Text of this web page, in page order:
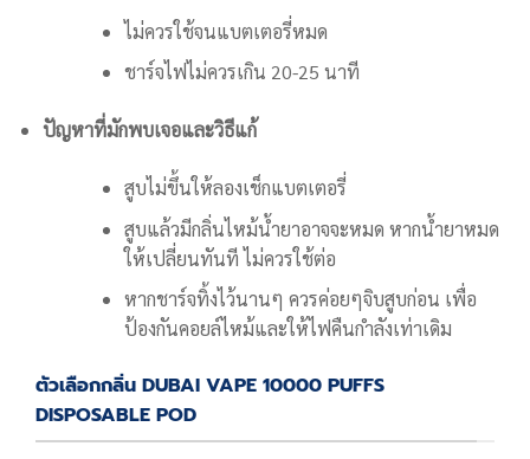
ไม่ควรใช้จนแบตเตอรี่หมด
ชาร์จไฟไม่ควรเกิน 20-25 นาที
ปัญหาที่มักพบเจอและวิธีแก้
สูบไม่ขึ้นให้ลองเช็กแบตเตอรี่
สูบแล้วมีกลิ่นไหม้น้ำยาอาจจะหมด หากน้ำยาหมด
ให้เปลี่ยนทันที ไม่ควรใช้ต่อ
หากชาร์จทิ้งไว้นานๆ ควรค่อยๆจิบสูบก่อน เพื่อ
ป้องกันคอยล์ไหม้และให้ไฟคืนกำลังเท่าเดิม
ตัวเลือกกลิ่น DUBAI VAPE 10000 PUFFS
DISPOSABLE POD